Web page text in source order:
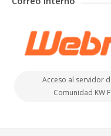
Acceso al servidor
Comunidad KW